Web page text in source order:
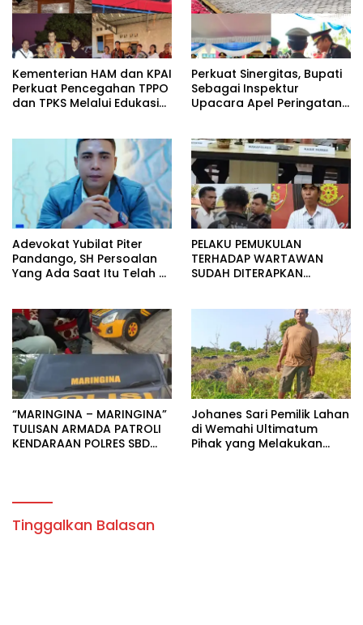
Kementerian HAM dan KPAI
Perkuat Pencegahan TPPO
dan TPKS Melalui Edukasi
Perkuat Sinergitas, Bupati
Sebagai Inspektur
Upacara Apel Peringatan
Adevokat Yubilat Piter
Pandango, SH Persoalan
Yang Ada Saat Itu Telah di
PELAKU PEMUKULAN
TERHADAP WARTAWAN
SUDAH DITERAPKAN
“MARINGINA – MARINGINA”
TULISAN ARMADA PATROLI
KENDARAAN POLRES SBD
‎Johanes Sari Pemilik Lahan
di Wemahi Ultimatum
Pihak yang Melakukan
Tinggalkan Balasan